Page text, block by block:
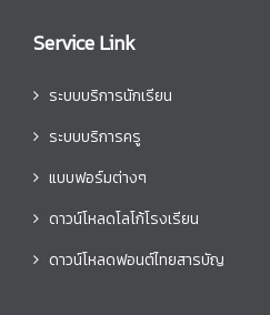
Service Link
ระบบบริการนักเรียน
ระบบบริการครู
แบบฟอร์มต่างๆ
ดาวน์โหลดโลโก้โรงเรียน
ดาวน์โหลดฟอนต์ไทยสารบัญ